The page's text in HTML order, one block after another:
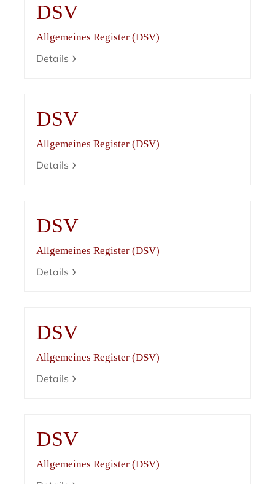
DSV
Allgemeines Register (DSV)
Details
DSV
Allgemeines Register (DSV)
Details
DSV
Allgemeines Register (DSV)
Details
DSV
Allgemeines Register (DSV)
Details
DSV
Allgemeines Register (DSV)